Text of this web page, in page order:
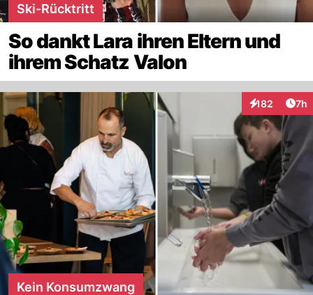
Ski-Rücktritt
So dankt Lara ihren Eltern und
ihrem Schatz Valon
182
Interaktionen
7h
Kein Konsumzwang